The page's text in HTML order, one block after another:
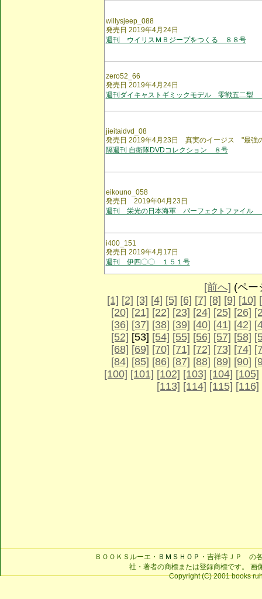
willysjeep_088
発売日 2019年4月24日
週刊 ウイリスＭＢジープをつくる ８８号
zero52_66
発売日 2019年4月24日
週刊ダイキャストギミックモデル 零戦五二型
jieitaidvd_08
発売日 2019年4月23日 真実のイージス "最強
隔週刊 自衛隊DVDコレクション ８号
eikouno_058
発売日 2019年04月23日
週刊 栄光の日本海軍 パーフェクトファイル
i400_151
発売日 2019年4月17日
週刊 伊四〇〇 １５１号
[前へ] (ペ
[1] [2] [3] [4] [5] [6] [7] [8] [9] [10]
[20] [21] [22] [23] [24] [25] [26]
[36] [37] [38] [39] [40] [41] [42]
[52] [53] [54] [55] [56] [57] [58]
[68] [69] [70] [71] [72] [73] [74]
[84] [85] [86] [87] [88] [89] [90]
[100] [101] [102] [103] [104] [105]
[113] [114] [115] [116]
ＢＯＯＫＳルーエ・ ＢＭＳＨＯＰ ・吉祥寺ＪＰ の
社・著者の商標または登録商標です。 画
Copyright (C) 2001 books